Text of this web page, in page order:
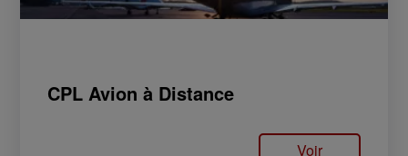
CPL Avion à Distance
Voir